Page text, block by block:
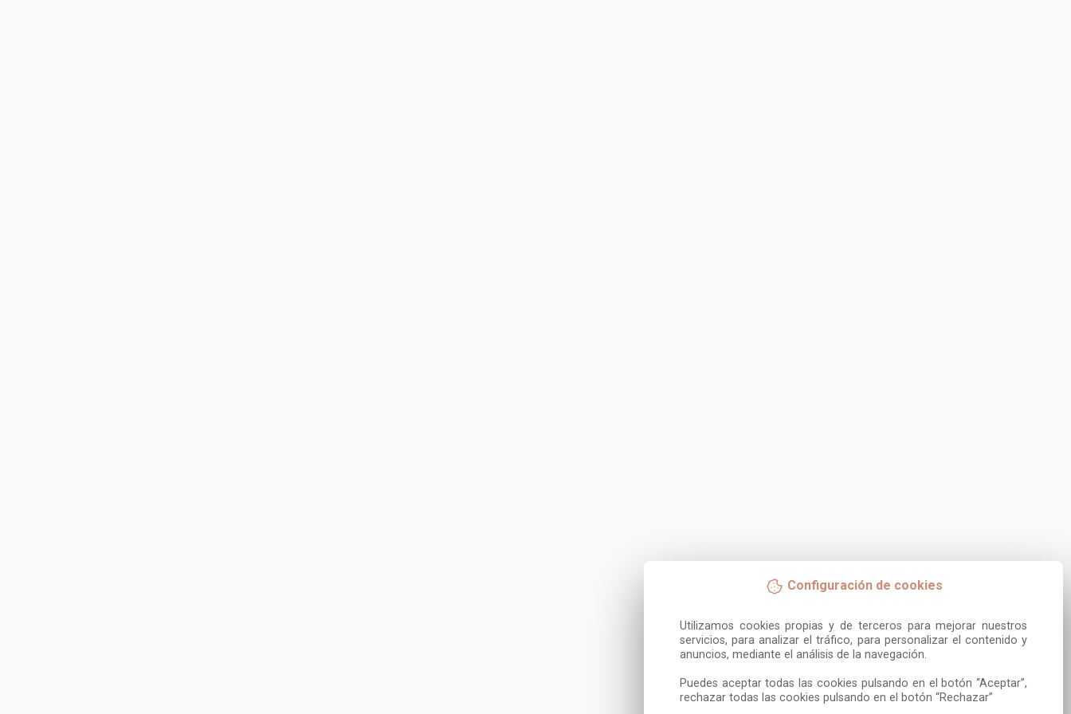
Configuración de cookies
Utilizamos cookies propias y de terceros para mejorar nuestros
servicios, para analizar el tráfico, para personalizar el contenido y
anuncios, mediante el análisis de la navegación.
Puedes aceptar todas las cookies pulsando en el botón “Aceptar”,
rechazar todas las cookies pulsando en el botón “Rechazar”